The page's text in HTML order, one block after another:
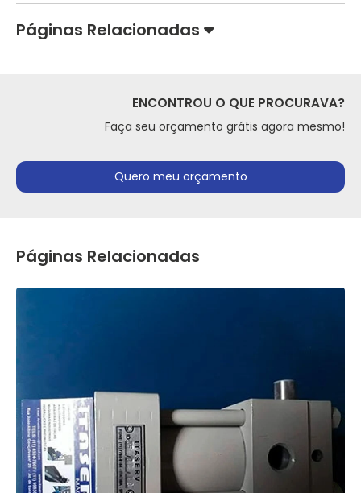
Páginas Relacionadas
ENCONTROU O QUE PROCURAVA?
Faça seu orçamento grátis agora mesmo!
Quero meu orçamento
Páginas Relacionadas